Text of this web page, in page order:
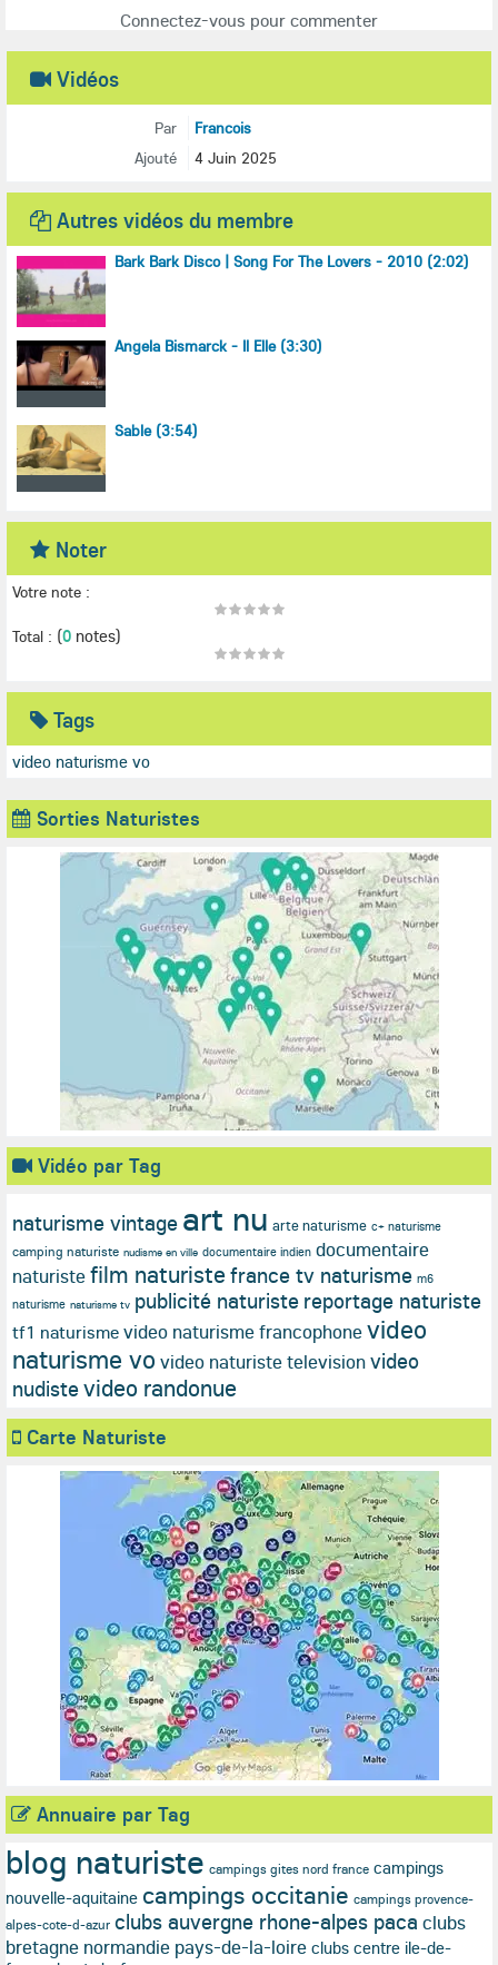
Connectez-vous pour commenter
Vidéos
Par
Francois
Ajouté
4 Juin 2025
Autres vidéos du membre
Bark Bark Disco | Song For The Lovers - 2010 (2:02)
Angela Bismarck - Il Elle (3:30)
Sable (3:54)
Noter
Votre note :
Total : (0 notes)
Tags
video naturisme vo
Sorties Naturistes
Vidéo par Tag
naturisme vintage art nu arte naturisme c+ naturisme
camping naturiste nudisme en ville documentaire indien documentaire
naturistefilm naturistefrance tv naturisme m6
naturisme naturisme tv publicité naturiste reportage naturiste
tf1 naturisme video naturisme francophonevideo
naturisme vo video naturiste televisionvideo
nudistevideo randonue
Carte Naturiste
Annuaire par Tag
blog naturiste campings gites nord france campings
nouvelle-aquitaine campings occitanie campings provence-
alpes-cote-d-azur clubs auvergne rhone-alpes paca clubs
bretagne normandie pays-de-la-loire clubs centre ile-de-